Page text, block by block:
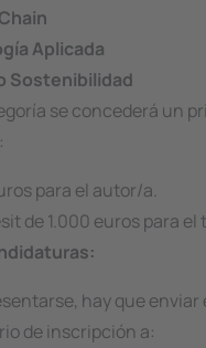
Aplicada
Sostenibilidad
se concederá un
para el autor/a.
de 1.000 euros para
hay que enviar
de inscripción a: